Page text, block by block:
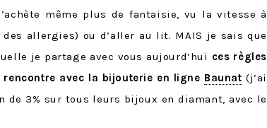
même plus de fantaisie, vu la vitesse à
allergies) ou d’aller au lit. MAIS je sais que
je partage avec vous aujourd’hui ces règles
avec la bijouterie en ligne Baunat (j’ai
3% sur tous leurs bijoux en diamant, avec le